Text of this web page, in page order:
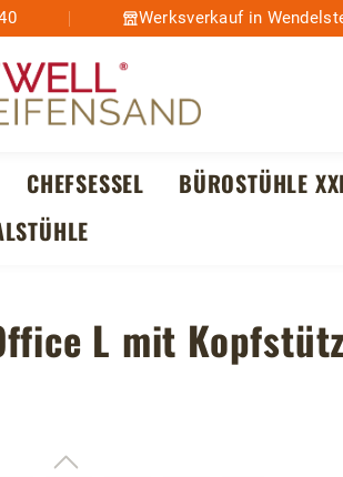
springen Werksverkauf in
CHEFSESSEL BÜROSTÜHLE
L mit